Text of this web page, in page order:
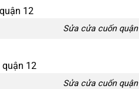
Sửa cửa cuốn
Sửa cửa cuốn